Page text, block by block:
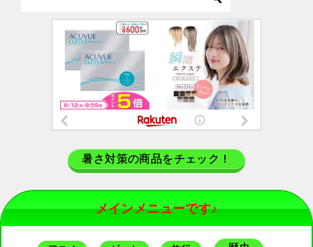
暑さ対策の商品をチェック！
メインメニューです♪